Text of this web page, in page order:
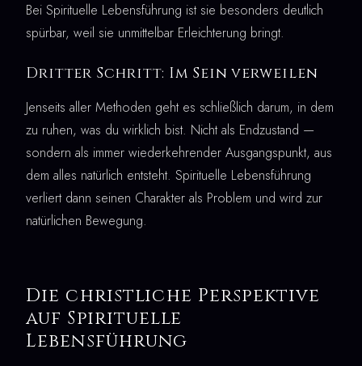
Bei Spirituelle Lebensführung ist sie besonders deutlich
spürbar, weil sie unmittelbar Erleichterung bringt.
Dritter Schritt: Im Sein verweilen
Jenseits aller Methoden geht es schließlich darum, in dem
zu ruhen, was du wirklich bist. Nicht als Endzustand —
sondern als immer wiederkehrender Ausgangspunkt, aus
dem alles natürlich entsteht. Spirituelle Lebensführung
verliert dann seinen Charakter als Problem und wird zur
natürlichen Bewegung.
Die christliche Perspektive
auf Spirituelle
Lebensführung